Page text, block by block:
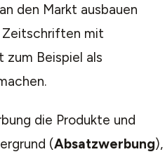
den Markt ausbauen
mit
Beispiel als
die Produkte und
(Absatzwerbung),